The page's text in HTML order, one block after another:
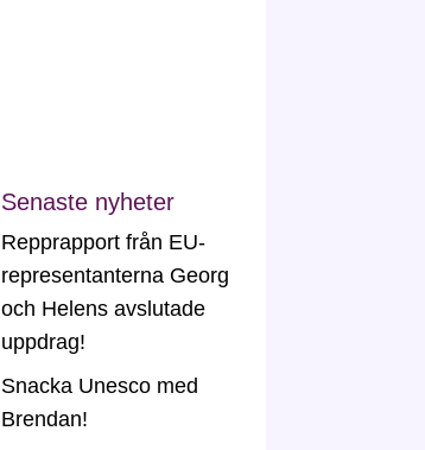
Senaste nyheter
Repprapport från EU-
representanterna Georg
och Helens avslutade
uppdrag!
Snacka Unesco med
Brendan!